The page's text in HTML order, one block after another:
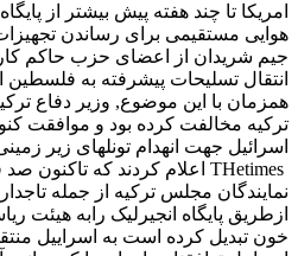
امریکا تا چند هفته پیش بیشتر از
هوایی مستقیمی برای رساندن
جیم شریدان از اعضای حزب حاکم
انتقال تسلیحات پیشرفته به
ترکیه مخالفت کرده بود و موافقت
نمایندگان مجلس ترکیه از جمله
ازطریق پایگاه انجیرلیک رابه هیئت
خون تبدیل کرده است به اسراییل